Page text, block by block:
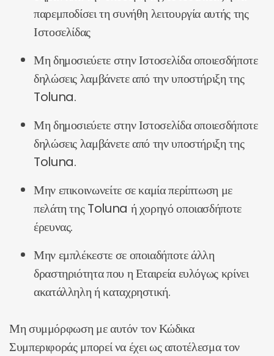
παρεμποδίσει τη συνήθη λειτουργία αυτής της
Ιστοσελίδας
Μη δημοσιεύετε στην Ιστοσελίδα οποιεσδήποτε
δηλώσεις λαμβάνετε από την υποστήριξη της
Toluna.
Μη δημοσιεύετε στην Ιστοσελίδα οποιεσδήποτε
δηλώσεις λαμβάνετε από την υποστήριξη της
Toluna.
Μην επικοινωνείτε σε καμία περίπτωση με
πελάτη της Toluna ή χορηγό οποιασδήποτε
έρευνας.
Μην εμπλέκεστε σε οποιαδήποτε άλλη
δραστηριότητα που η Εταιρεία ευλόγως κρίνει
ακατάλληλη ή καταχρηστική.
Μη συμμόρφωση με αυτόν τον Κώδικα
Συμπεριφοράς μπορεί να έχει ως αποτέλεσμα τον